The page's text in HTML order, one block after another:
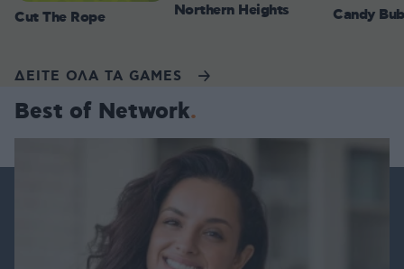
Cut The Rope Northern Heights Candy
ΔΕΙΤΕ ΟΛΑ ΤΑ GAMES
Best of Network